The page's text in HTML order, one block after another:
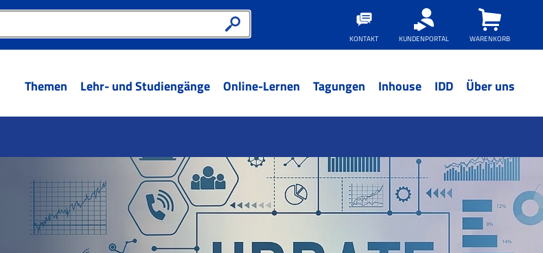
KONTAKT KUNDENPORTAL WARENKORB
Themen Lehr- und Studiengänge Online-Lernen Tagungen Inhouse IDD Über uns